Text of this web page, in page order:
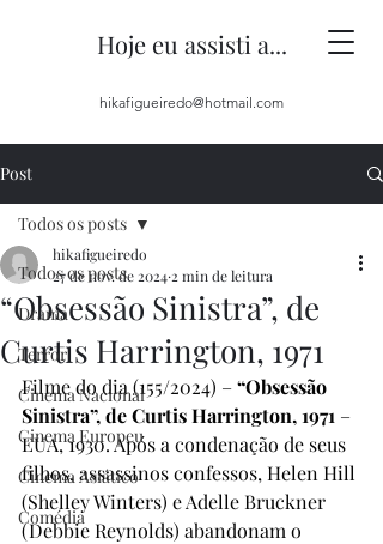
Hoje eu assisti a...
hikafigueiredo@hotmail.com
Post
Todos os posts
Drama
Terror
Cinema Nacional
Cinema Europeu
Cinema Asiático
Comédia
Todos os posts
“Obsessão Sinistra”, de
Curtis Harrington, 1971
hikafigueiredo
27 de nov. de 2024 2 min de leitura
Filme do dia (155/2024) – “Obsessão
Sinistra”, de Curtis Harrington, 1971 –
EUA, 1930. Após a condenação de seus
filhos, assassinos confessos, Helen Hill
(Shelley Winters) e Adelle Bruckner
(Debbie Reynolds) abandonam o